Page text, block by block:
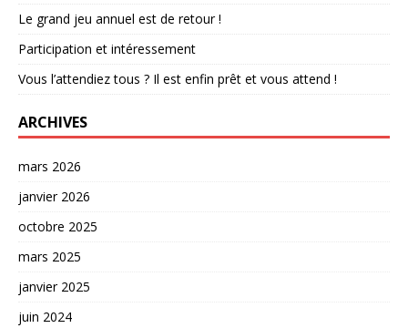
Le grand jeu annuel est de retour !
Participation et intéressement
Vous l’attendiez tous ? Il est enfin prêt et vous attend !
ARCHIVES
mars 2026
janvier 2026
octobre 2025
mars 2025
janvier 2025
juin 2024